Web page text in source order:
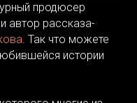
продюсер
и автор рассказа-
. Так что можете
истории